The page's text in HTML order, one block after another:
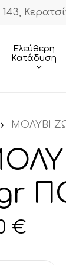
Ελεύθερη
Κατάδυση
ΜΟΛΥΒΙ
€